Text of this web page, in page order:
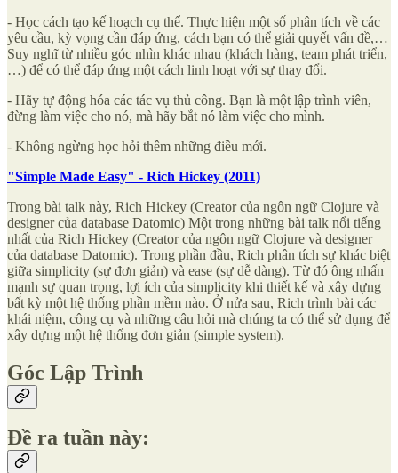
- Học cách tạo kế hoạch cụ thể. Thực hiện một số phân tích về các
yêu cầu, kỳ vọng cần đáp ứng, cách bạn có thể giải quyết vấn đề,…
Suy nghĩ từ nhiều góc nhìn khác nhau (khách hàng, team phát triển,
…) để có thể đáp ứng một cách linh hoạt với sự thay đổi.
- Hãy tự động hóa các tác vụ thủ công. Bạn là một lập trình viên,
đừng làm việc cho nó, mà hãy bắt nó làm việc cho mình.
- Không ngừng học hỏi thêm những điều mới.
"Simple Made Easy" - Rich Hickey (2011)
Trong bài talk này, Rich Hickey (Creator của ngôn ngữ Clojure và
designer của database Datomic) Một trong những bài talk nổi tiếng
nhất của Rich Hickey (Creator của ngôn ngữ Clojure và designer
của database Datomic). Trong phần đầu, Rich phân tích sự khác biệt
giữa simplicity (sự đơn giản) và ease (sự dễ dàng). Từ đó ông nhấn
mạnh sự quan trọng, lợi ích của simplicity khi thiết kế và xây dựng
bất kỳ một hệ thống phần mềm nào. Ở nửa sau, Rich trình bài các
khái niệm, công cụ và những câu hỏi mà chúng ta có thể sử dụng để
xây dựng một hệ thống đơn giản (simple system).
Góc Lập Trình
Đề ra tuần này: